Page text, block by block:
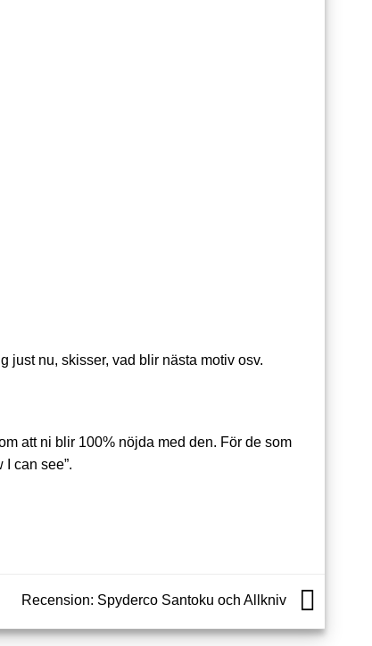
just nu, skisser, vad blir nästa motiv osv.
att ni blir 100% nöjda med den. För de som
can see”.
Recension: Spyderco Santoku och Allkniv